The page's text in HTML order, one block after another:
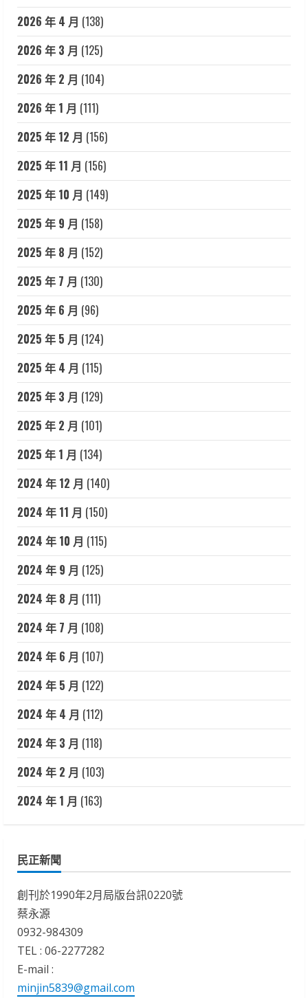
2026 年 4 月 (138)
2026 年 3 月 (125)
2026 年 2 月 (104)
2026 年 1 月 (111)
2025 年 12 月 (156)
2025 年 11 月 (156)
2025 年 10 月 (149)
2025 年 9 月 (158)
2025 年 8 月 (152)
2025 年 7 月 (130)
2025 年 6 月 (96)
2025 年 5 月 (124)
2025 年 4 月 (115)
2025 年 3 月 (129)
2025 年 2 月 (101)
2025 年 1 月 (134)
2024 年 12 月 (140)
2024 年 11 月 (150)
2024 年 10 月 (115)
2024 年 9 月 (125)
2024 年 8 月 (111)
2024 年 7 月 (108)
2024 年 6 月 (107)
2024 年 5 月 (122)
2024 年 4 月 (112)
2024 年 3 月 (118)
2024 年 2 月 (103)
2024 年 1 月 (163)
民正新聞
創刊於1990年2月局版台訊0220號
蔡永源
0932-984309
TEL : 06-2277282
E-mail :
minjin5839@gmail.com